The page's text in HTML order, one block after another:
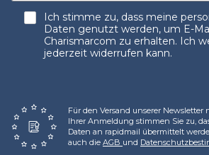
Ich stimme zu, dass meine
Daten genutzt werden, um E-
Charismarcom zu erhalten. Ich
jederzeit widerrufen kann.
Für den Versand unserer
Ihrer Anmeldung stimmen Sie zu,
Daten an rapidmail übermittelt
auch die AGB und